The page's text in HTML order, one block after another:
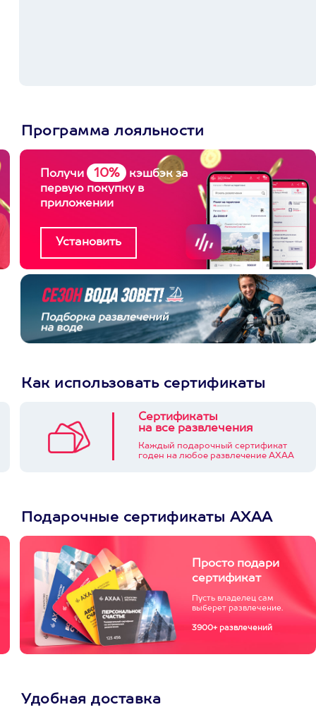
Программа лояльности
Получи 10%
кэшбэк за
первую покупку в
приложении
Как использовать сертификаты
Сертификаты
на все развлечения
Каждый подарочный сертификат
годен на любое развлечение АХАА
Подарочные сертификаты АХАА
Просто подари
сертификат
Пусть владелец сам
выберет развлечение.
3900+ развлечений
Удобная доставка